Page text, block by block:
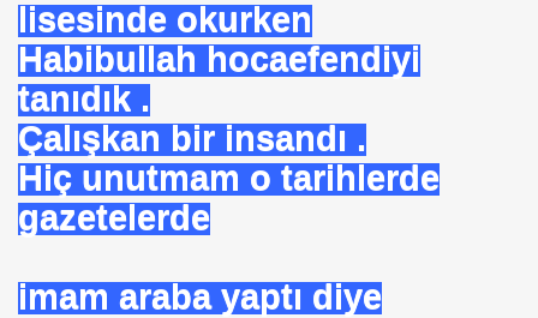
lisesinde okurken
Habibullah hocaefendiyi
tanıdık .
Çalışkan bir insandı .
Hiç unutmam o tarihlerde
gazetelerde
imam araba yaptı diye
YAPAR
YÖNETENLER